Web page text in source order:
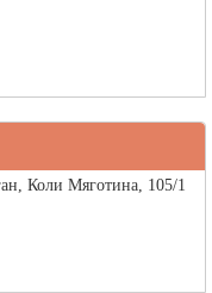
Коли Мяготина, 105/1